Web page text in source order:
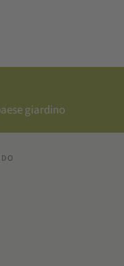
giardino